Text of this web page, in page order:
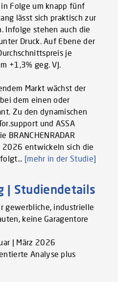
Folge um knapp fünf
lässt sich praktisch zur
Infolge stehen auch die
Druck. Auf Ebene der
je
+1,3% geg. VJ.
Markt wächst der
dem einen oder
Zu den dynamischen
und ASSA
BRANCHENRADAR
2026 entwickeln sich die
[mehr in der Studie]
| Studiendetails
gewerbliche, industrielle
keine Garagentore
| März 2026
Analyse plus